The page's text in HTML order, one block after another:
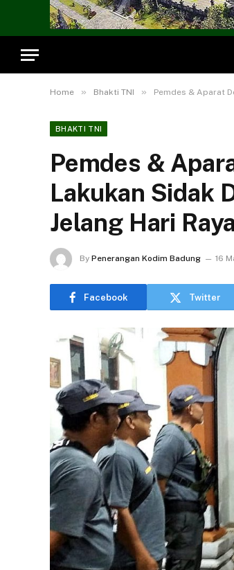
Home » Bhakti TNI » Pemdes & Aparat
BHAKTI TNI
Pemdes &
Lakukan Sidak
Jelang Hari Raya
By Penerangan Kodim Badung 16
Facebook Twitter